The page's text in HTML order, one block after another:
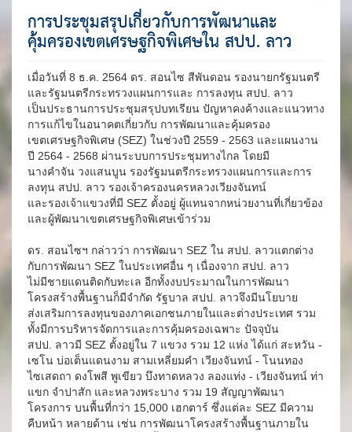
การประชุมสรุปเกี่ยวกับการพัฒนาและ
คุ้มครองเขตเศรษฐกิจพิเศษใน สปป. ลาว
เมื่อวันที่ 8 ธ.ค. 2564 ดร. สอนไซ สีพันดอน รองนายกรัฐมนตรี
และรัฐมนตรีกระทรวงแผนการและ การลงทุน สปป. ลาว
เป็นประธานการประชุมสรุปบทเรียน ปัญหาคงค้างและแนวทาง
การแก้ไขในอนาคตเกี่ยวกับ การพัฒนาและคุ้มครอง
เขตเศรษฐกิจพิเศษ (SEZ) ในช่วงปี 2559 - 2563 และแผนงาน
ปี 2564 - 2568 ผ่านระบบการประชุมทางไกล โดยมี
นางคำจัน วงแสนบูน รองรัฐมนตรีกระทรวงแผนการและการ
ลงทุน สปป. ลาว รองเจ้าครองนครหลวงเวียงจันทน์
และรองเจ้าแขวงที่มี SEZ ตั้งอยู่ ผู้แทนจากหน่วยงานที่เกี่ยวข้อง
และผู้พัฒนาเขตเศรษฐกิจพิเศษเข้าร่วม
ดร. สอนไซฯ กล่าวว่า การพัฒนา SEZ ใน สปป. ลาวแตกต่าง
กับการพัฒนา SEZ ในประเทศอื่น ๆ เนื่องจาก สปป. ลาว
ไม่มีชายแดนติดกับทะเล อีกทั้งงบประมาณในการพัฒนา
โครงสร้างพื้นฐานก็มีจำกัด รัฐบาล สปป. ลาวจึงมีนโยบาย
ส่งเสริมการลงทุนของภาคเอกชนภายในและต่างประเทศ รวม
ทั้งมีการบริหารจัดการและการคุ้มครองเฉพาะ ปัจจุบัน
สปป. ลาวมี SEZ ตั้งอยู่ใน 7 แขวง รวม 12 แห่ง ได้แก่ สะหวัน -
เซโน บ่อเต็นแดนงาม สามเหลี่ยมคำ เวียงจันทน์ - โนนทอง
ไซเสดถา ดงโพสี พูเขียว บึงทาดหลวง ลองแท่ง - เวียงจันทน์ ท่า
แขก จำปาสัก และหลวงพระบาง รวม 19 สัญญาพัฒนา
โครงการ บนพื้นที่กว่า 15,000 เฮกตาร์ ซึ่งแต่ละ SEZ มีความ
คืบหน้า หลายด้าน เช่น การพัฒนาโครงสร้างพื้นฐานภายใน